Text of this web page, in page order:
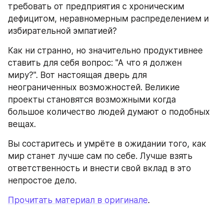
требовать от предприятия с хроническим
дефицитом, неравномерным распределением и
избирательной эмпатией?
Как ни странно, но значительно продуктивнее
ставить для себя вопрос: "А что я должен
миру?". Вот настоящая дверь для
неограниченных возможностей. Великие
проекты становятся возможными когда
большое количество людей думают о подобных
вещах.
Вы состаритесь и умрёте в ожидании того, как
мир станет лучше сам по себе. Лучше взять
ответственность и внести свой вклад в это
непростое дело.
Прочитать материал в оригинале.